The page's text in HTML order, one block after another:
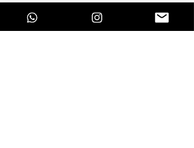
Horario y ubicación
31 de dic de 2020, 10:00 p. m. – 01 de ene